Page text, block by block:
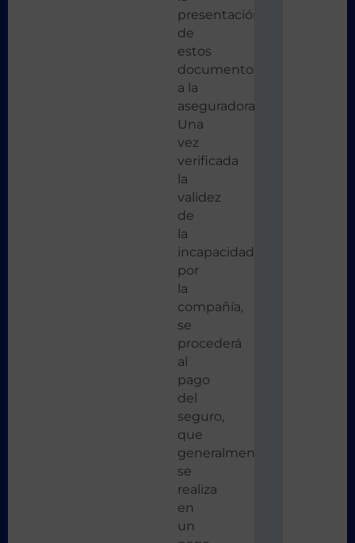
presentación
de
estos
documentos
a la
aseguradora.
Una
vez
verificada
la
validez
de
la
incapacidad
por
la
compañía,
se
procederá
al
pago
del
seguro,
que
generalmente
se
realiza
en
un